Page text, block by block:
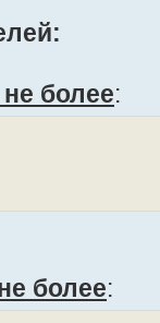
более:
более: